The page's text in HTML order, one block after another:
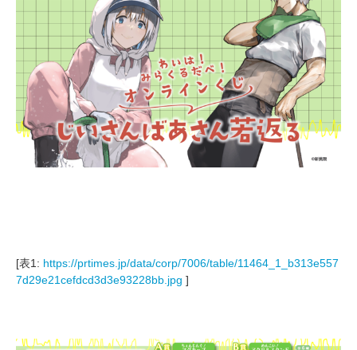
[表1: https://prtimes.jp/data/corp/7006/table/11464_1_b313e557
7d29e21cefdcd3d3e93228bb.jpg ]